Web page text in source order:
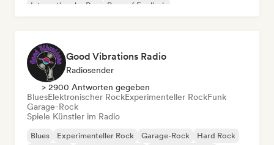
Internationaler Rap
Rap auf Englisch
Good Vibrations Radio
Radiosender
> 2900 Antworten gegeben
BluesElektronischer RockExperimenteller RockFunk
Garage-Rock
Spiele Künstler im Radio
Blues Experimenteller Rock Garage-Rock
Hard Rock